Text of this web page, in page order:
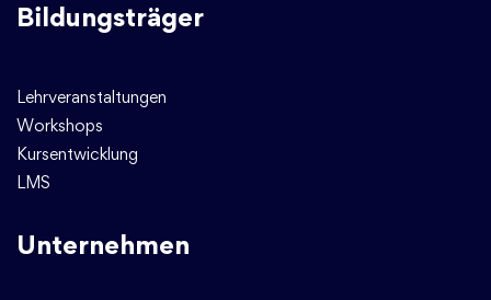
Bildungsträger
Lehrveranstaltungen
Workshops
Kursentwicklung
LMS
Unternehmen